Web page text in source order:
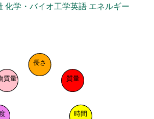
化学・バイオ工学英語 エネルギー
長さ
質量
時間
質量